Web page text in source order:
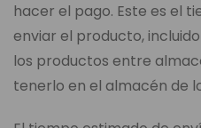
hacer el pago. Este es el
enviar el producto,
los productos entre
tenerlo en el almacén de